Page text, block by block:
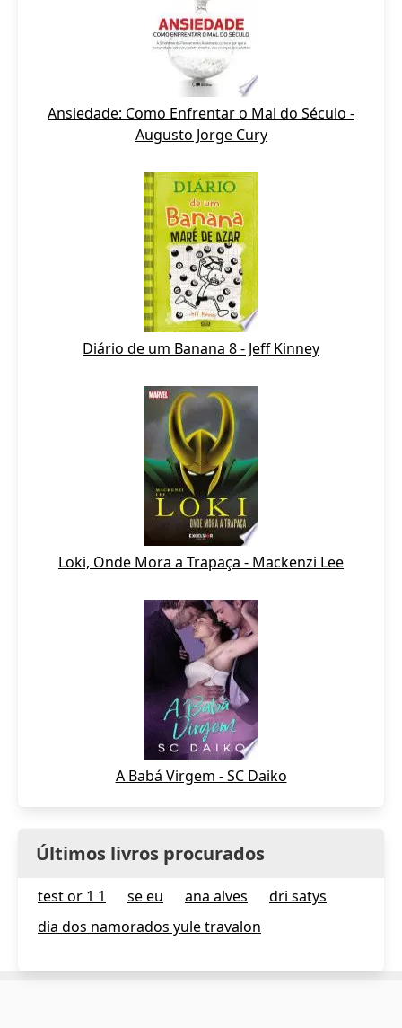
Ansiedade: Como Enfrentar o Mal do Século -
Augusto Jorge Cury
Diário de um Banana 8 - Jeff Kinney
Loki, Onde Mora a Trapaça - Mackenzi Lee
A Babá Virgem - SC Daiko
Últimos livros procurados
test or 1 1 se eu ana alves
dri satys
dia dos namorados yule travalon